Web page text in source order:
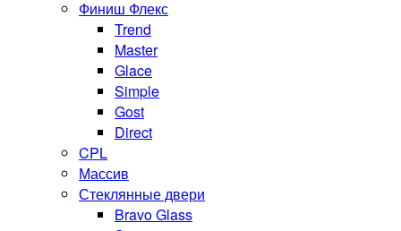
Финиш Флекс
Trend
Master
Glace
Simple
Gost
Direct
CPL
Массив
Стеклянные двери
Bravo Glass